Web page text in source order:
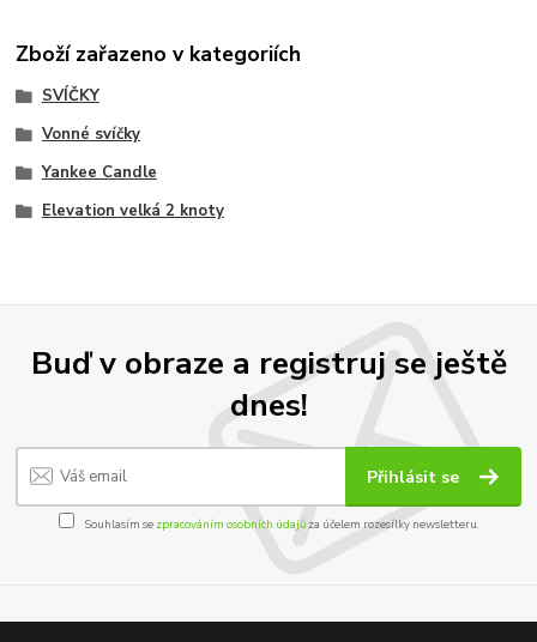
Zboží zařazeno v kategoriích
SVÍČKY
Vonné svíčky
Yankee Candle
Elevation velká 2 knoty
Buď v obraze a registruj se ještě
dnes!
Přihlásit se
Souhlasím se zpracováním osobních údajůza účelem rozesílky newsletteru.